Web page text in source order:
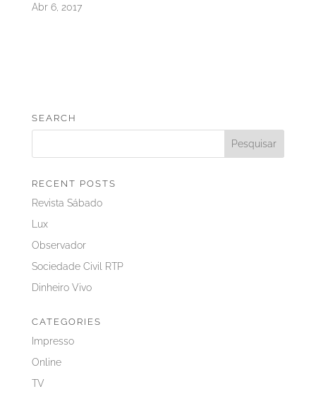
Abr 6, 2017
SEARCH
RECENT POSTS
Revista Sábado
Lux
Observador
Sociedade Civil RTP
Dinheiro Vivo
CATEGORIES
Impresso
Online
TV